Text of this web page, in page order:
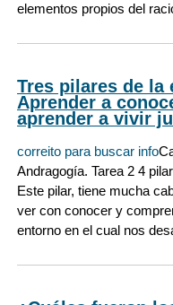
elementos propios del
Tres pilares de la
Aprender a
aprender a vivir
correito para buscar info
Andragogía. Tarea 2 4
Este pilar, tiene mucha
ver con conocer y
entorno en el cual nos